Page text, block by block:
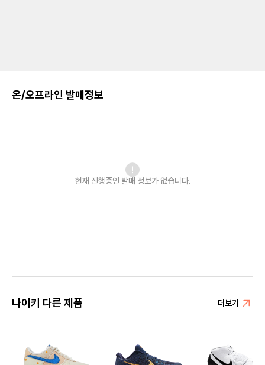
온/오프라인 발매정보
현재 진행중인 발매 정보가 없습니다.
나이키 다른 제품 더보기